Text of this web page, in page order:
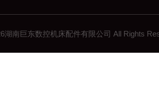
湖南巨东数控机床配件有限公司 All Rights